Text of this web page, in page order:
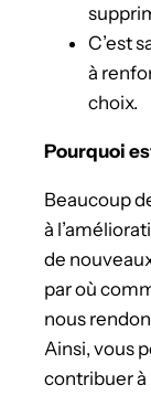
C’est
à
choix.
Pourquoi
Beaucoup
à
de
par où
nous
Ainsi, vous
contribuer à